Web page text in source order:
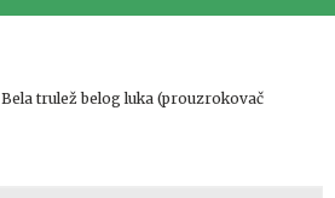
Bela trulež belog luka (prouzrokovač